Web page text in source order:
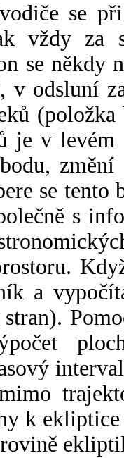
se
vždy za
se někdy
odsluní
je v
se tento
s
a
k